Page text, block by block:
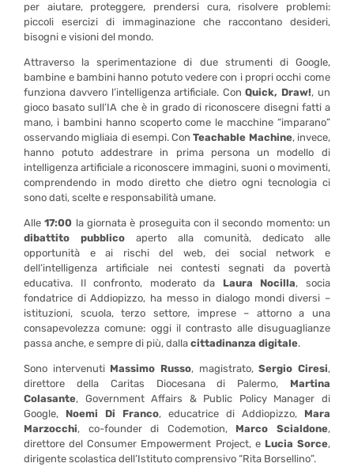
per aiutare, proteggere, prendersi cura, risolvere problemi:
piccoli esercizi di immaginazione che raccontano desideri,
bisogni e visioni del mondo.
Attraverso la sperimentazione di due strumenti di Google,
bambine e bambini hanno potuto vedere con i propri occhi come
funziona davvero l’intelligenza artificiale. ConQuick, Draw!, un
gioco basato sull’IA che è in grado di riconoscere disegni fatti a
mano, i bambini hanno scoperto come le macchine “imparano”
osservando migliaia di esempi. ConTeachable Machine, invece,
hanno potuto addestrare in prima persona un modello di
intelligenza artificiale a riconoscere immagini, suoni o movimenti,
comprendendo in modo diretto che dietro ogni tecnologia ci
sono dati, scelte e responsabilità umane.
Alle17:00 la giornata è proseguita con il secondo momento: un
dibattito pubblicoaperto alla comunità, dedicato alle
opportunità e ai rischi del web, dei social network e
dell’intelligenza artificiale nei contesti segnati da povertà
educativa. Il confronto, moderato da Laura Nocilla, socia
fondatrice di Addiopizzo, ha messo in dialogo mondi diversi –
istituzioni, scuola, terzo settore, imprese – attorno a una
consapevolezza comune: oggi il contrasto alle disuguaglianze
passa anche, e sempre di più, dallacittadinanza digitale.
Sono intervenuti Massimo Russo, magistrato,Sergio Ciresi,
direttore della Caritas Diocesana di Palermo, Martina
Colasante, Government Affairs & Public Policy Manager di
Google, Noemi Di Franco, educatrice di Addiopizzo, Mara
Marzocchi, co-founder di Codemotion, Marco Scialdone,
direttore del Consumer Empowerment Project, e Lucia Sorce,
dirigente scolastica dell’Istituto comprensivo “Rita Borsellino”.